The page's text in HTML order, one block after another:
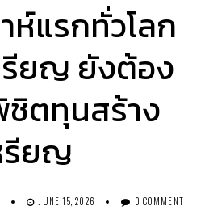
ห์แรกทั่วโลก
รียญ ยังต้อง
ตทุนสร้าง
รียญ
JUNE 15, 2026 0 COMMENT